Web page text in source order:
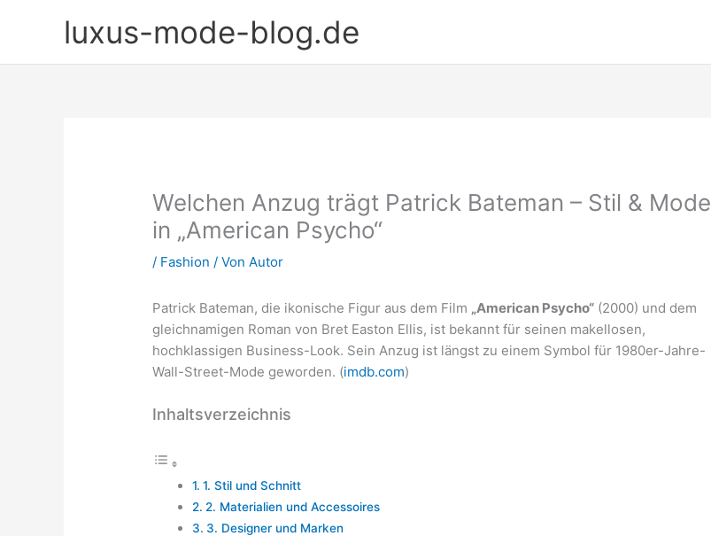
luxus-mode-blog.de
Welchen Anzug trägt Patrick Bateman – Stil & Mode
in „American Psycho“
/ Fashion / VonAutor
Patrick Bateman, die ikonische Figur aus dem Film „American Psycho“ (2000) und dem
gleichnamigen Roman von Bret Easton Ellis, ist bekannt für seinen makellosen,
hochklassigen Business-Look. Sein Anzug ist längst zu einem Symbol für 1980er-Jahre-
Wall-Street-Mode geworden. (imdb.com)
Inhaltsverzeichnis
1. Stil und Schnitt
2. Materialien und Accessoires
3. Designer und Marken